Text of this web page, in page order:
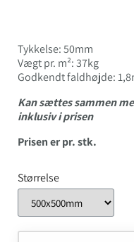
Tykkelse: 50mm
Vægt pr. m²: 37kg
Godkendt faldhøjde:
Kan sættes sammen
inklusiv i prisen
Prisen er pr. stk.
Størrelse